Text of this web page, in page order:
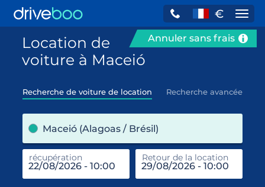
€
Annuler sans frais
Location de
voiture à Maceió
Recherche de voiture de location Recherche avancée
Maceió (Alagoas / Brésil)
récupération Retour de la location